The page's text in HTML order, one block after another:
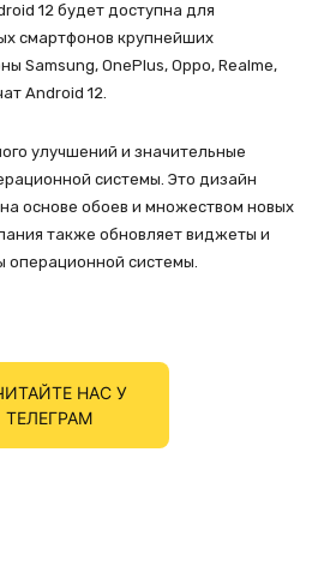
12 будет доступна для
смартфонов крупнейших
Samsung, OnePlus, Oppo, Realme,
Android 12.
улучшений и значительные
системы. Это дизайн
основе обоев и множеством новых
также обновляет виджеты и
операционной системы.
НАС У
ТЕЛЕГРАМ